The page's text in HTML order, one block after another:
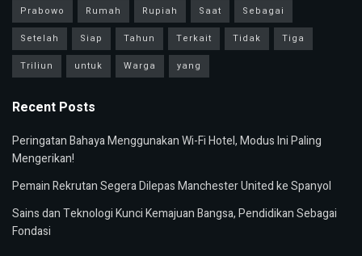
Prabowo
Rumah Rupiah Saat
Sebagai
Setelah
Siap Tahun Terkait Tidak
Tiga
Triliun
untuk Warga yang
Recent Posts
Peringatan Bahaya Menggunakan Wi-Fi Hotel, Modus Ini Paling
Mengerikan!
Pemain Rekrutan Segera Dilepas Manchester United ke Spanyol
Sains dan Teknologi Kunci Kemajuan Bangsa, Pendidikan Sebagai
Fondasi